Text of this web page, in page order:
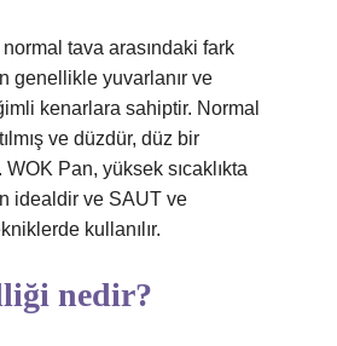
tava arasındaki fark
genellikle yuvarlanır ve
kenarlara sahiptir. Normal
ve düzdür, düz bir
Pan, yüksek sıcaklıkta
idealdir ve SAUT ve
kullanılır.
nedir?